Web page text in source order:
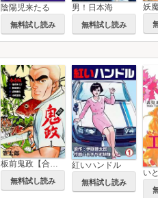
陰陽児来たる
無料試し読み
男！日本海
無料試し読み
妖
板前鬼政【合本版】
無料試し読み
紅いハンドル
無料試し読み
い